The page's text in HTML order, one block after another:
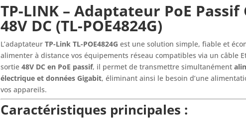
TP-LINK – Adaptateur PoE
48V DC (TL-POE4824G)
L’adaptateurTP-Link TL-POE4824G est une solution simple, fiable et
alimenter à distance vos équipements réseau compatibles via un câble
sortie48V DC en PoE passif, il permet de transmettre simultanément
électrique et données Gigabit, éliminant ainsi le besoin d’une
vos appareils.
Caractéristiques principales :